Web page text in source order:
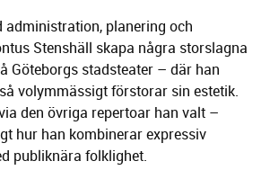
administration, planering och
Stenshäll skapa några storslagna
Göteborgs stadsteater – där han
volymmässigt förstorar sin estetik.
den övriga repertoar han valt –
hur han kombinerar expressiv
publiknära folklighet.